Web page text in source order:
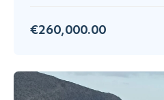
€260,000.00